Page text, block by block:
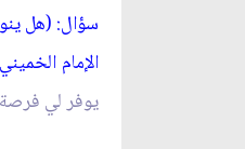
سؤال: (هل
الإمام
يوفر لي